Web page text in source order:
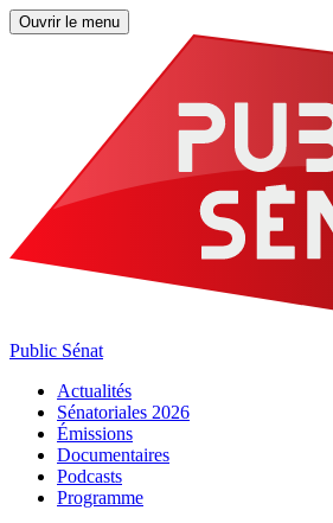
Ouvrir le menu
Public Sénat
Actualités
Sénatoriales 2026
Émissions
Documentaires
Podcasts
Programme